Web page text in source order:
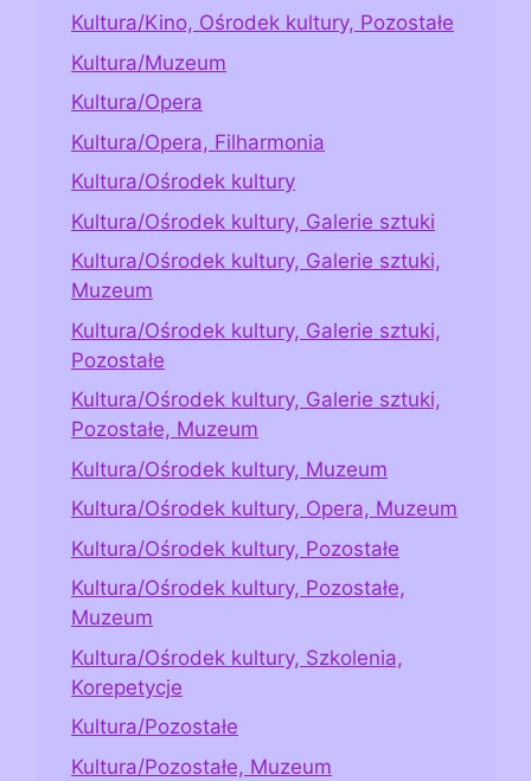
Kultura/Kino, Ośrodek kultury, Pozostałe
Kultura/Muzeum
Kultura/Opera
Kultura/Opera, Filharmonia
Kultura/Ośrodek kultury
Kultura/Ośrodek kultury, Galerie sztuki
Kultura/Ośrodek kultury, Galerie sztuki,
Muzeum
Kultura/Ośrodek kultury, Galerie sztuki,
Pozostałe
Kultura/Ośrodek kultury, Galerie sztuki,
Pozostałe, Muzeum
Kultura/Ośrodek kultury, Muzeum
Kultura/Ośrodek kultury, Opera, Muzeum
Kultura/Ośrodek kultury, Pozostałe
Kultura/Ośrodek kultury, Pozostałe,
Muzeum
Kultura/Ośrodek kultury, Szkolenia,
Korepetycje
Kultura/Pozostałe
Kultura/Pozostałe, Muzeum